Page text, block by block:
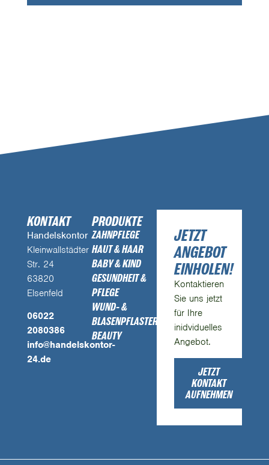
KONTAKT
Handelskontor
Kleinwallstädter
Str. 24
63820
Elsenfeld
06022
2080386
info@handelskontor-
24.de
PRODUKTE
ZAHNPFLEGE
HAUT & HAAR
BABY & KIND
GESUNDHEIT &
PFLEGE
WUND- &
BLASENPFLASTER
BEAUTY
JETZT
ANGEBOT
EINHOLEN!
Kontaktieren
Sie uns jetzt
für Ihre
inidviduelles
Angebot.
JETZT
KONTAKT
AUFNEHMEN